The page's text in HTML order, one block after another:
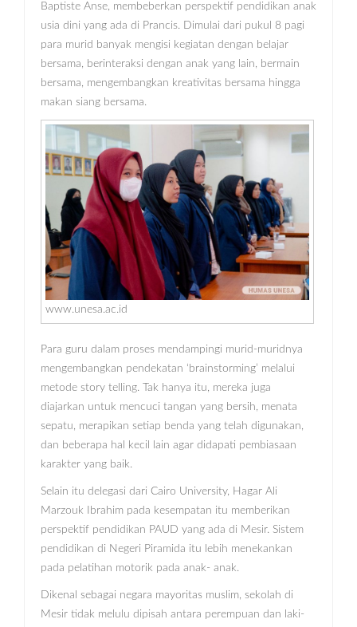
Baptiste Anse, membeberkan perspektif pendidikan anak
usia dini yang ada di Prancis. Dimulai dari pukul 8 pagi
para murid banyak mengisi kegiatan dengan belajar
bersama, berinteraksi dengan anak yang lain, bermain
bersama, mengembangkan kreativitas bersama hingga
makan siang bersama.
www.unesa.ac.id
Para guru dalam proses mendampingi murid-muridnya
mengembangkan pendekatan ‘brainstorming’ melalui
metode story telling. Tak hanya itu, mereka juga
diajarkan untuk mencuci tangan yang bersih, menata
sepatu, merapikan setiap benda yang telah digunakan,
dan beberapa hal kecil lain agar didapati pembiasaan
karakter yang baik.
Selain itu delegasi dari Cairo University, Hagar Ali
Marzouk Ibrahim pada kesempatan itu memberikan
perspektif pendidikan PAUD yang ada di Mesir. Sistem
pendidikan di Negeri Piramida itu lebih menekankan
pada pelatihan motorik pada anak- anak.
Dikenal sebagai negara mayoritas muslim, sekolah di
Mesir tidak melulu dipisah antara perempuan dan laki-